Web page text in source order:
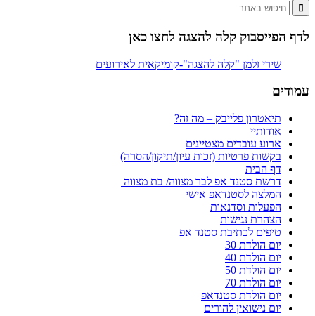
לדף הפייסבוק קלה להצגה לחצו כאן
עמודים
תיאטרון פלייבק – מה זה?
אודותיי
ארוע עובדים מצטיינים
בקשות פרטיות (זכות עיון/תיקון/הסרה)
דף הבית
דרשת סטנד אפ לבר מצווה/ בת מצווה
המלצה לסטנדאפ אישי
הפעלות וסדנאות
הצהרת נגישות
טיפים לכתיבת סטנד אפ
יום הולדת 30
יום הולדת 40
יום הולדת 50
יום הולדת 70
יום הולדת סטנדאפ
יום נישואין להורים